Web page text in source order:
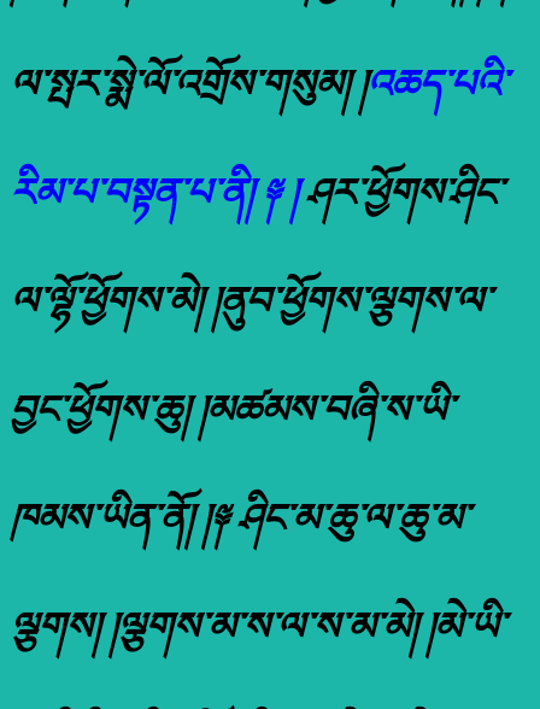
ལ་སྤར་སྨེ་ལོ་འགྲོས་གསུམ། །འཆད་པའི་
རིམ་པ་བསྟན་པ་ནི། ༈ །ཤར་ཕྱོགས་ཤིང་
ལ་ལྷོ་ཕྱོགས་མེ། །ནུབ་ཕྱོགས་ལྕགས་ལ་
བྱང་ཕྱོགས་ཆུ། །མཚམས་བཞི་ས་ཡི་
ཁམས་ཡིན་ནོ། །༈ ཤིང་མ་ཆུ་ལ་ཆུ་མ་
ལྕགས། །ལྕགས་མ་ས་ལ་ས་མ་མེ། །མེ་ཡི་